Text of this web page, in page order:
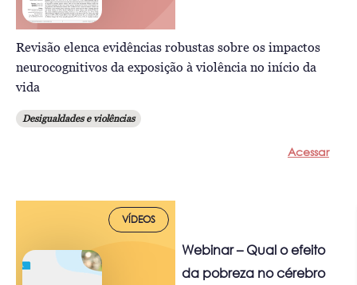
Revisão elenca evidências robustas sobre os impactos
neurocognitivos da exposição à violência no início da
vida
Desigualdades e violências
Acessar
VÍDEOS
Webinar – Qual o efeito
da pobreza no cérebro